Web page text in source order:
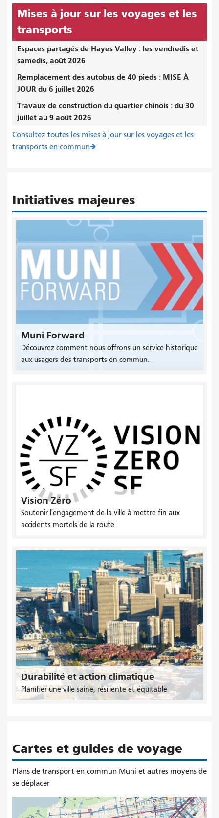
Mises à jour sur les voyages et les
transports
Espaces partagés de Hayes Valley : les vendredis et
samedis, août 2026
Remplacement des autobus de 40 pieds : MISE À
JOUR du 6 juillet 2026
Travaux de construction du quartier chinois : du 30
juillet au 9 août 2026
Consultez toutes les mises à jour sur les voyages et les
transports en commun
Initiatives majeures
Muni Forward
Découvrez comment nous offrons un service historique
aux usagers des transports en commun.
Vision Zéro
Soutenir l'engagement de la ville à mettre fin aux
accidents mortels de la route
Durabilité et action climatique
Planifier une ville saine, résiliente et équitable
Cartes et guides de voyage
Plans de transport en commun Muni et autres moyens de
se déplacer